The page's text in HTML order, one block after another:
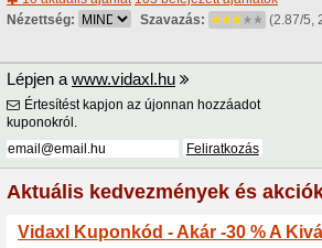
Áruházak
Főoldal>V >